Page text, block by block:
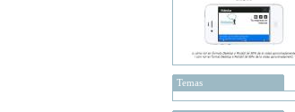
Temas